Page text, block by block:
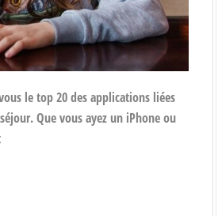
le top 20 des applications liées
Que vous ayez un iPhone ou